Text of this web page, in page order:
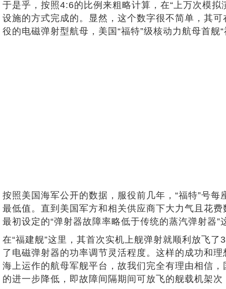
于是乎，按照4:6的比例来粗略计算，在“上万次模
设施的方式完成的。显然，这个数字很不简单，其
役的电磁弹射型航母，美国“福特”级核动力航母首
按照美国海军公开的数据，服役前几年，“福特”号
最低值。直到美国军方和相关供应商下大力气且花
最初设定的“弹射器故障率略低于传统的蒸汽弹射器”
在“福建舰”这里，其首次实机上舰弹射就顺利放飞
了电磁弹射器的功率调节灵活程度。这样的成功和
海上运作的航母军舰平台，故我们完全有理由相信
的进一步降低，即故障间隔期间可放飞的舰载机架次